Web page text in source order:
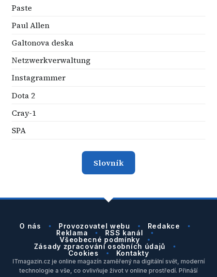
Paste
Paul Allen
Galtonova deska
Netzwerkverwaltung
Instagrammer
Dota 2
Cray-1
SPA
Slovník
O nás Provozovatel webu
Redakce
Reklama
RSS kanál
Všeobecné podmínky
Zásady zpracování osobních údajů
Cookies
Kontakty
ITmagazin.cz je online magazín zaměřený na digitální svět, moderní
technologie a vše, co ovlivňuje život v online prostředí. Přináší